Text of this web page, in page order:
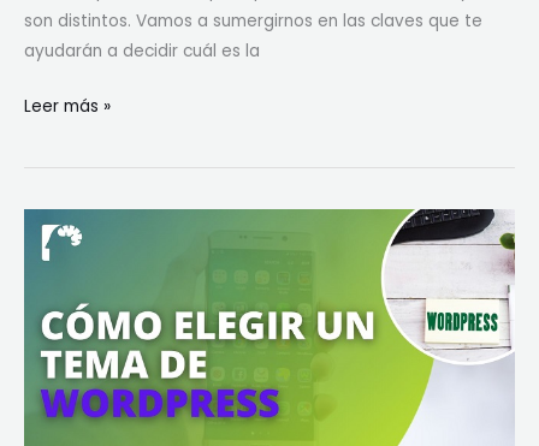
son distintos. Vamos a sumergirnos en las claves que te
ayudarán a decidir cuál es la
Leer más »
Consejos
para
Mejor
Tema
de